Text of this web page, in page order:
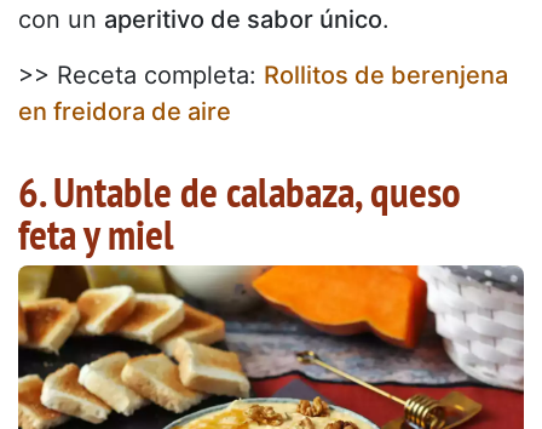
con un aperitivo de sabor único.
>> Receta completa: Rollitos de berenjena
en freidora de aire
6. Untable de calabaza, queso
feta y miel